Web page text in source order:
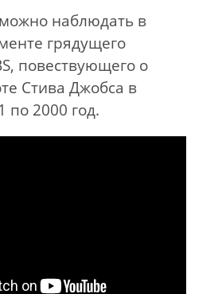
наблюдать в
грядущего
повествующего о
Стива Джобса в
по 2000 год.